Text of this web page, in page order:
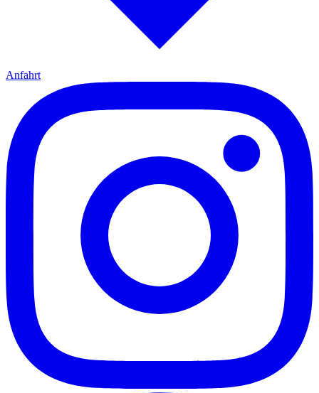
Anfahrt